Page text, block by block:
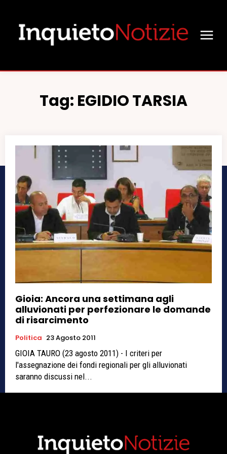
Tag: EGIDIO TARSIA
Gioia: Ancora una settimana agli
alluvionati per perfezionare le domande
di risarcimento
Politica 23 Agosto 2011
GIOIA TAURO (23 agosto 2011) - I criteri per
l'assegnazione dei fondi regionali per gli alluvionati
saranno discussi nel...